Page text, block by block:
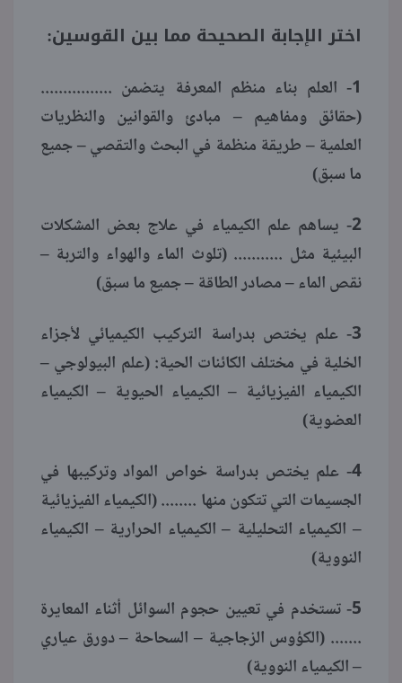
اختر الإجابة الصحيحة مما بين القوسين:
1- العلم بناء منظم المعرفة يتضمن ................
(حقائق ومفاهيم – مبادئ والقوانين والنظريات
العلمية – طريقة منظمة في البحث والتقصي – جميع
ما سبق)
2- يساهم علم الكيمياء في علاج بعض المشكلات
البيئية مثل ........... (تلوث الماء والهواء والتربة –
نقص الماء – مصادر الطاقة – جميع ما سبق)
3- علم يختص بدراسة التركيب الكيميائي لأجزاء
الخلية في مختلف الكائنات الحية: (علم البيولوجي –
الكيمياء الفيزيائية – الكيمياء الحيوية – الكيمياء
العضوية)
4- علم يختص بدراسة خواص المواد وتركيبها في
الجسيمات التي تتكون منها ........ (الكيمياء الفيزيائية
– الكيمياء التحليلية – الكيمياء الحرارية – الكيمياء
النووية)
5- تستخدم في تعيين حجوم السوائل أثناء المعايرة
....... (الكؤوس الزجاجية – السحاحة – دورق عياري
– الكيمياء النووية)